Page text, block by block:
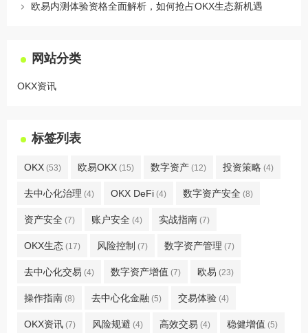
欧易内测体验资格全面解析，如何抢占OKX生态新机遇
网站分类
OKX资讯
标签列表
OKX (53) 欧易OKX (15) 数字资产 (12) 投资策略 (4)
去中心化治理 (4) OKX DeFi (4) 数字资产安全 (8)
资产安全 (7) 账户安全 (4) 实战指南 (7)
OKX生态 (17) 风险控制 (7) 数字资产管理 (7)
去中心化交易 (4) 数字资产增值 (7) 欧易 (23)
操作指南 (8) 去中心化金融 (5) 交易体验 (4)
OKX资讯 (7) 风险规避 (4) 高效交易 (4) 稳健增值 (5)